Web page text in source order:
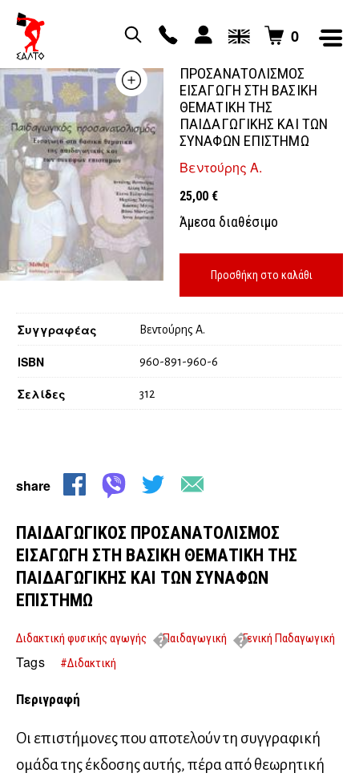
0
ΠΡΟΣΑΝΑΤΟΛΙΣΜΟΣ
ΕΙΣΑΓΩΓΗ ΣΤΗ ΒΑΣΙΚΗ
ΘΕΜΑΤΙΚΗ ΤΗΣ
ΠΑΙΔΑΓΩΓΙΚΗΣ ΚΑΙ ΤΩΝ
ΣΥΝΑΦΩΝ ΕΠΙΣΤΗΜΩ
Βεντούρης Α.
25,00 €
Άμεσα διαθέσιμο
Προσθήκη στο καλάθι
Συγγραφέας Βεντούρης Α.
ISBN 960-891-960-6
Σελίδες 312
share
ΠΑΙΔΑΓΩΓΙΚΟΣ ΠΡΟΣΑΝΑΤΟΛΙΣΜΟΣ
ΕΙΣΑΓΩΓΗ ΣΤΗ ΒΑΣΙΚΗ ΘΕΜΑΤΙΚΗ ΤΗΣ
ΠΑΙΔΑΓΩΓΙΚΗΣ ΚΑΙ ΤΩΝ ΣΥΝΑΦΩΝ
ΕΠΙΣΤΗΜΩ
Διδακτική φυσικής αγωγής Παιδαγωγική
Γενική Παδαγωγική
ΠΑΙΔΑΓΩΓΙΚΟΣ ΠΡΟΣΑΝΑΤΟΛΙΣΜΟΣ ΕΙΣΑΓΩΓΗ ΣΤΗ ΒΑΣΙΚΗ
Tags #Διδακτική
Περιγραφή
Οι επιστήμονες που αποτελούν τη συγγραφική
ομάδα της έκδοσης αυτής, πέρα από θεωρητική